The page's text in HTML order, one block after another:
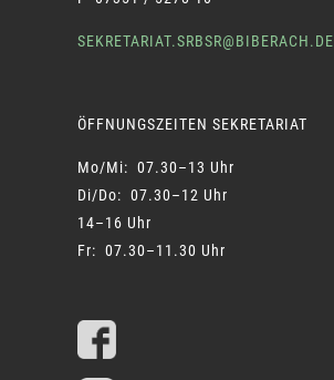
SEKRETARIAT.SRBSR@BIBERACH.DE
ÖFFNUNGSZEITEN SEKRETARIAT
Mo/Mi: 07.30–13 Uhr
Di/Do: 07.30–12 Uhr
14–16 Uhr
Fr: 07.30–11.30 Uhr